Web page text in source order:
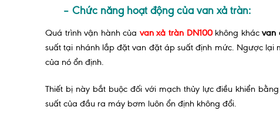
– Chức năng hoạt động của van xả tràn:
Quá trình vận hành của van xả tràn DN100 không khácvan
suất tại nhánh lắp đặt van đặt áp suất định mức. Ngược lại
của nó ổn định.
Thiết bị này bắt buộc đối với mạch thủy lực điều khiển
suất của đầu ra máy bơm luôn ổn định không đổi.